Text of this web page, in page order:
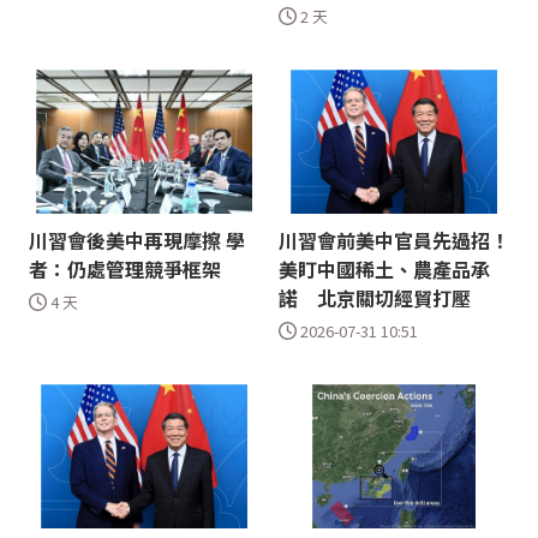
2 天
川習會後美中再現摩擦 學
者：仍處管理競爭框架
4 天
川習會前美中官員先過招！
美盯中國稀土、農產品承
諾 北京關切經貿打壓
2026-07-31 10:51